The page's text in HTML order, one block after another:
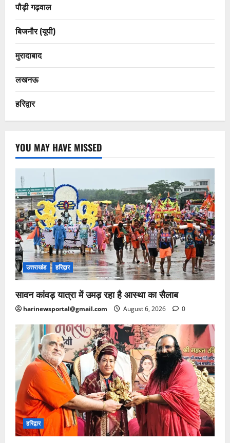
पौड़ी गढ़वाल
बिजनौर (यूपी)
मुरादाबाद
लखनऊ
हरिद्वार
YOU MAY HAVE MISSED
उत्तराखंड हरिद्वार
सावन कांवड़ यात्रा में उमड़ रहा है आस्था का सैलाब
harinewsportal@gmail.com August 6, 2026 0
हरिद्वार